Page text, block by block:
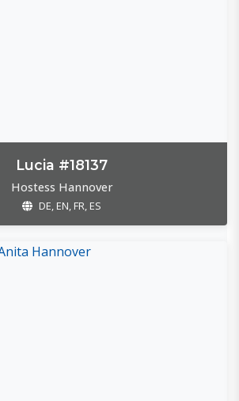
Lucia #18137
Hostess Hannover
DE, EN, FR, ES